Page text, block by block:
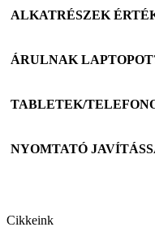
ALKATRÉSZEK
ÁRULNAK
TABLETEK/
NYOMTATÓ
Cikkeink